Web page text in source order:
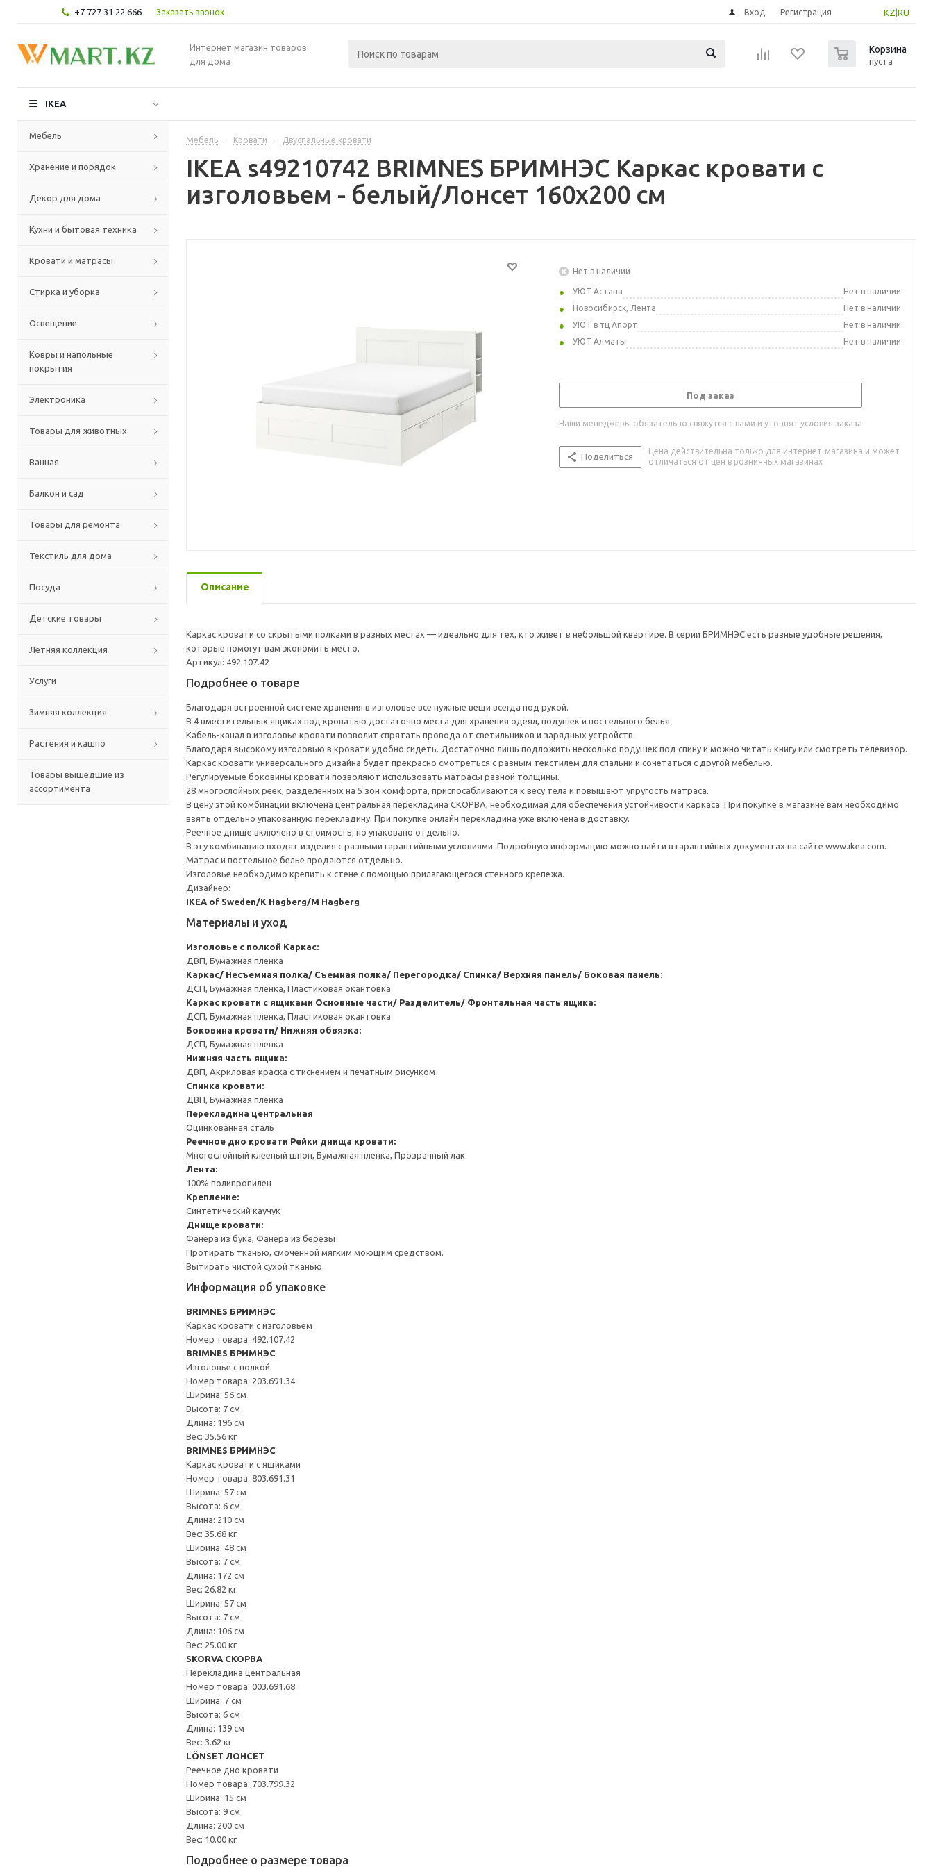
+7 727 31 22 666 Заказать звонок KZ RU
Вход Регистрация
Интернет магазин товаров
для дома
Корзина
пуста
IKEA
Мебель
Хранение и порядок
Декор для дома
Кухни и бытовая техника
Кровати и матрасы
Стирка и уборка
Освещение
Ковры и напольные
покрытия
Электроника
Товары для животных
Ванная
Балкон и сад
Товары для ремонта
Текстиль для дома
Посуда
Детские товары
Летняя коллекция
Услуги
Зимняя коллекция
Растения и кашпо
Товары вышедшие из
ассортимента
Мебель - Кровати - Двуспальные кровати
IKEA s49210742 BRIMNES БРИМНЭС Каркас кровати с
изголовьем - белый/Лонсет 160x200 см
Нет в наличии
УЮТ Астана
Нет в наличии
Новосибирск, Лента
Нет в наличии
УЮТ в тц Апорт
Нет в наличии
УЮТ Алматы
Нет в наличии
Под заказ
Наши менеджеры обязательно свяжутся с вами и уточнят условия заказа
Поделиться
Цена действительна только для интернет-магазина и может
отличаться от цен в розничных магазинах
Описание
Каркас кровати со скрытыми полками в разных местах — идеально для тех, кто живет в небольшой квартире. В серии БРИМНЭС есть разные удобные решения,
которые помогут вам экономить место.
Артикул: 492.107.42
Подробнее о товаре
Благодаря встроенной системе хранения в изголовье все нужные вещи всегда под рукой.
В 4 вместительных ящиках под кроватью достаточно места для хранения одеял, подушек и постельного белья.
Кабель-канал в изголовье кровати позволит спрятать провода от светильников и зарядных устройств.
Благодаря высокому изголовью в кровати удобно сидеть. Достаточно лишь подложить несколько подушек под спину и можно читать книгу или смотреть телевизор.
Каркас кровати универсального дизайна будет прекрасно смотреться с разным текстилем для спальни и сочетаться с другой мебелью.
Регулируемые боковины кровати позволяют использовать матрасы разной толщины.
28 многослойных реек, разделенных на 5 зон комфорта, приспосабливаются к весу тела и повышают упругость матраса.
В цену этой комбинации включена центральная перекладина СКОРВА, необходимая для обеспечения устойчивости каркаса. При покупке в магазине вам необходимо
взять отдельно упакованную перекладину. При покупке онлайн перекладина уже включена в доставку.
Реечное днище включено в стоимость, но упаковано отдельно.
В эту комбинацию входят изделия с разными гарантийными условиями. Подробную информацию можно найти в гарантийных документах на сайте www.ikea.com.
Матрас и постельное белье продаются отдельно.
Изголовье необходимо крепить к стене с помощью прилагающегося стенного крепежа.
Дизайнер:
IKEA of Sweden/K Hagberg/M Hagberg
Материалы и уход
Изголовье с полкой Каркас:
ДВП, Бумажная пленка
Каркас/ Несъемная полка/ Съемная полка/ Перегородка/ Спинка/ Верхняя панель/ Боковая панель:
ДСП, Бумажная пленка, Пластиковая окантовка
Каркас кровати с ящиками Основные части/ Разделитель/ Фронтальная часть ящика:
ДСП, Бумажная пленка, Пластиковая окантовка
Боковина кровати/ Нижняя обвязка:
ДСП, Бумажная пленка
Нижняя часть ящика:
ДВП, Акриловая краска с тиснением и печатным рисунком
Спинка кровати:
ДВП, Бумажная пленка
Перекладина центральная
Оцинкованная сталь
Реечное дно кровати Рейки днища кровати:
Многослойный клееный шпон, Бумажная пленка, Прозрачный лак.
Лента:
100% полипропилен
Крепление:
Синтетический каучук
Днище кровати:
Фанера из бука, Фанера из березы
Протирать тканью, смоченной мягким моющим средством.
Вытирать чистой сухой тканью.
Информация об упаковке
BRIMNES БРИМНЭС
Каркас кровати с изголовьем
Номер товара: 492.107.42
BRIMNES БРИМНЭС
Изголовье с полкой
Номер товара: 203.691.34
Ширина: 56 см
Высота: 7 см
Длина: 196 см
Вес: 35.56 кг
BRIMNES БРИМНЭС
Каркас кровати с ящиками
Номер товара: 803.691.31
Ширина: 57 см
Высота: 6 см
Длина: 210 см
Вес: 35.68 кг
Ширина: 48 см
Высота: 7 см
Длина: 172 см
Вес: 26.82 кг
Ширина: 57 см
Высота: 7 см
Длина: 106 см
Вес: 25.00 кг
SKORVA СКОРВА
Перекладина центральная
Номер товара: 003.691.68
Ширина: 7 см
Высота: 6 см
Длина: 139 см
Вес: 3.62 кг
LÖNSET ЛОНСЕТ
Реечное дно кровати
Номер товара: 703.799.32
Ширина: 15 см
Высота: 9 см
Длина: 200 см
Вес: 10.00 кг
Подробнее о размере товара